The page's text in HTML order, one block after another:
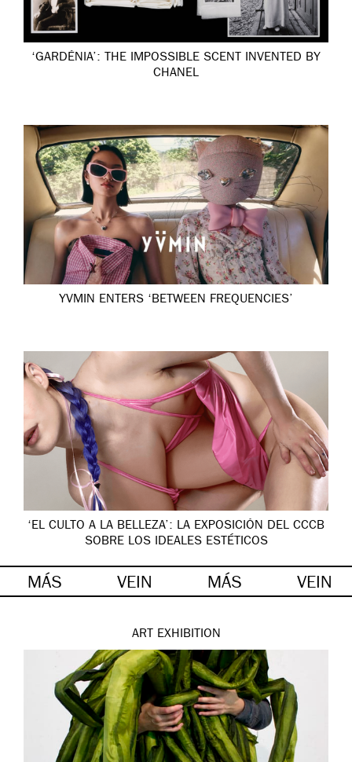
‘GARDÉNIA’: THE IMPOSSIBLE SCENT INVENTED BY
CHANEL
YVMIN ENTERS ‘BETWEEN FREQUENCIES’
‘EL CULTO A LA BELLEZA’: LA EXPOSICIÓN DEL CCCB
SOBRE LOS IDEALES ESTÉTICOS
MÁS VEIN MÁS VEIN
ART EXHIBITION